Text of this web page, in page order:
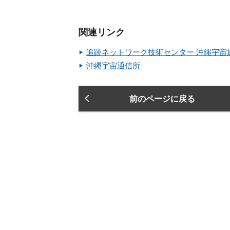
関連リンク
追跡ネットワーク技術センター 沖縄宇宙
沖縄宇宙通信所
前のページに戻る